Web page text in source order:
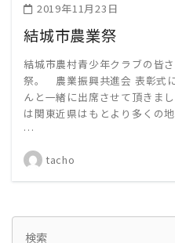
2019年11月23日
結城市農業祭
結城市農村青少年クラブの皆
祭。 農業振興共進会 表彰式
んと一緒に出席させて頂きま
は関東近県はもとより多くの
…
tacho